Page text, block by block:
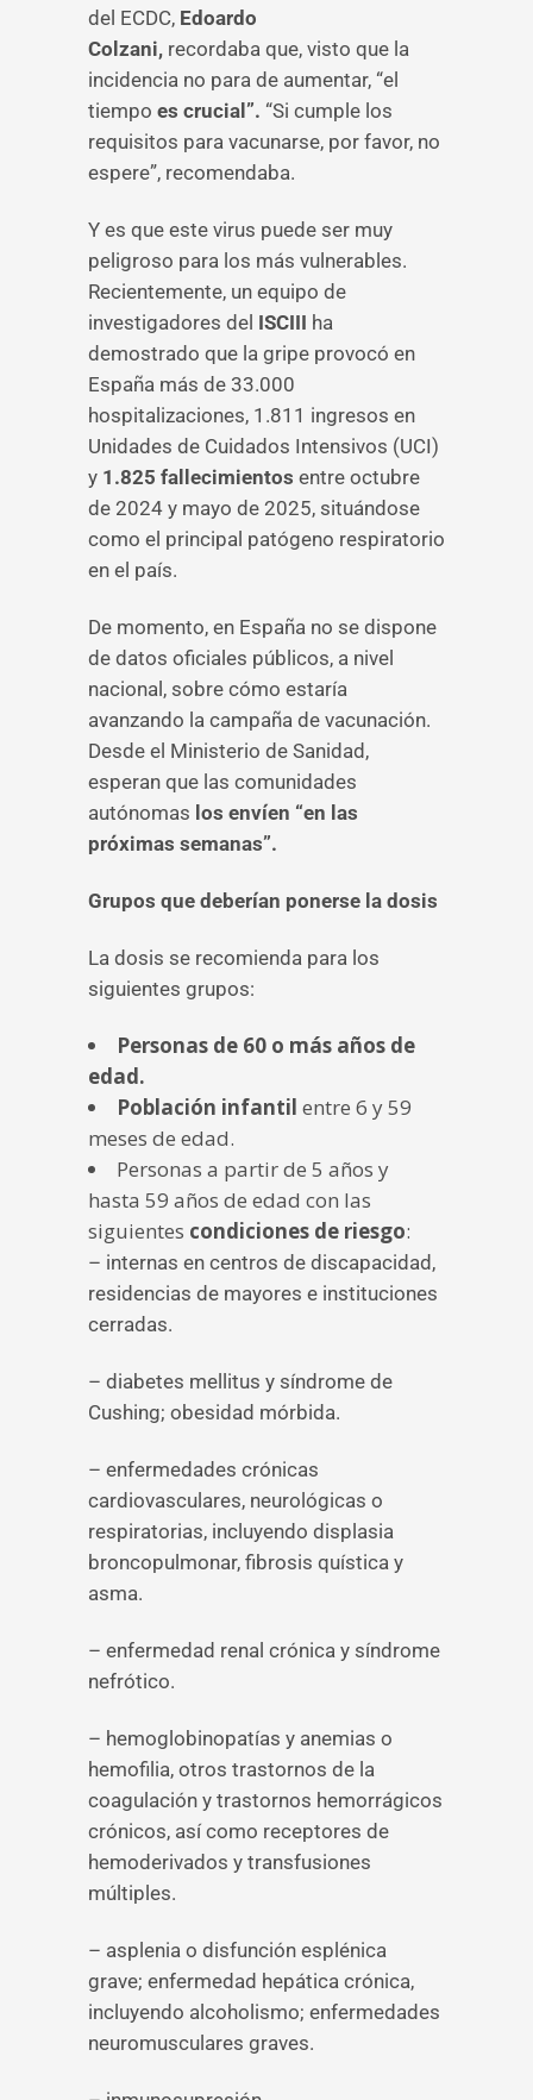
del ECDC, Edoardo
Colzani, recordaba que, visto que la
incidencia no para de aumentar, “el
tiempo es crucial”. “Si cumple los
requisitos para vacunarse, por favor, no
espere”, recomendaba.
Y es que este virus puede ser muy
peligroso para los más vulnerables.
Recientemente, un equipo de
investigadores del ISCIII ha
demostrado que la gripe provocó en
España más de 33.000
hospitalizaciones, 1.811 ingresos en
Unidades de Cuidados Intensivos (UCI)
y 1.825 fallecimientos entre octubre
de 2024 y mayo de 2025, situándose
como el principal patógeno respiratorio
en el país.
De momento, en España no se dispone
de datos oficiales públicos, a nivel
nacional, sobre cómo estaría
avanzando la campaña de vacunación.
Desde el Ministerio de Sanidad,
esperan que las comunidades
autónomas los envíen “en las
próximas semanas”.
Grupos que deberían ponerse la dosis
La dosis se recomienda para los
siguientes grupos:
Personas de 60 o más años de
edad.
Población infantil entre 6 y 59
meses de edad.
Personas a partir de 5 años y
hasta 59 años de edad con las
siguientes condiciones de riesgo:
– internas en centros de discapacidad,
residencias de mayores e instituciones
cerradas.
– diabetes mellitus y síndrome de
Cushing; obesidad mórbida.
– enfermedades crónicas
cardiovasculares, neurológicas o
respiratorias, incluyendo displasia
broncopulmonar, fibrosis quística y
asma.
– enfermedad renal crónica y síndrome
nefrótico.
– hemoglobinopatías y anemias o
hemofilia, otros trastornos de la
coagulación y trastornos hemorrágicos
crónicos, así como receptores de
hemoderivados y transfusiones
múltiples.
– asplenia o disfunción esplénica
grave; enfermedad hepática crónica,
incluyendo alcoholismo; enfermedades
neuromusculares graves.